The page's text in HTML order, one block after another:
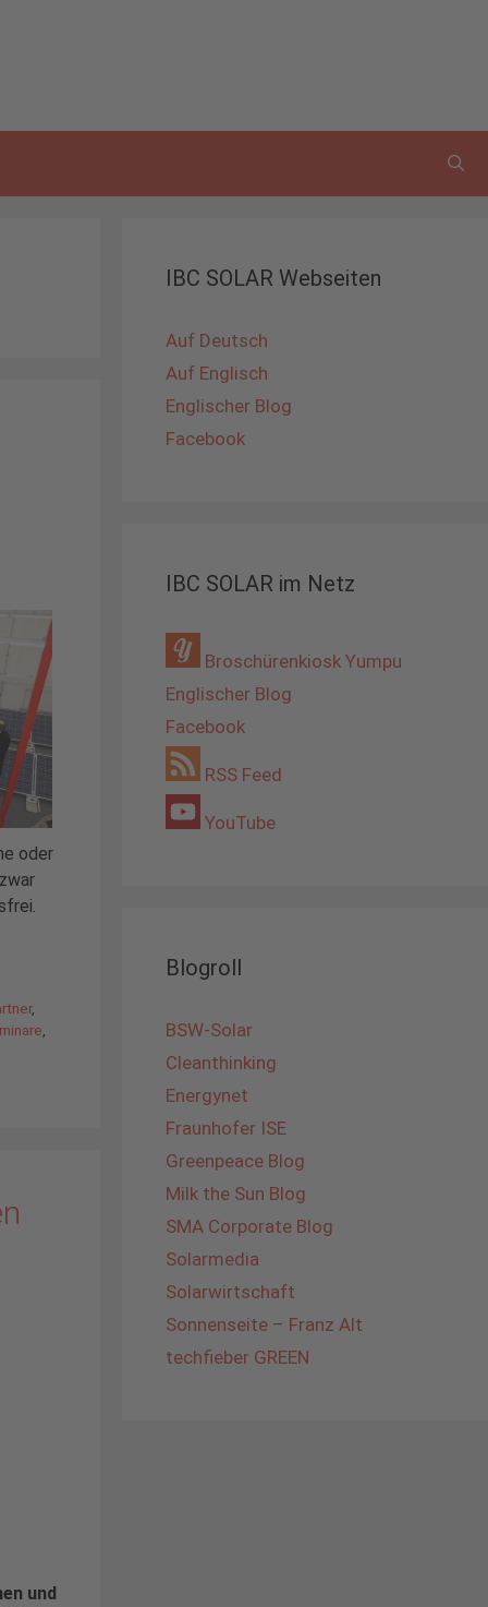
oder
,
und
IBC SOLAR Webseiten
Auf Deutsch
Auf Englisch
Englischer Blog
Facebook
IBC SOLAR im Netz
Broschürenkiosk Yumpu
Englischer Blog
Facebook
RSS Feed
YouTube
Blogroll
BSW-Solar
Cleanthinking
Energynet
Fraunhofer ISE
Greenpeace Blog
Milk the Sun Blog
SMA Corporate Blog
Solarmedia
Solarwirtschaft
Sonnenseite – Franz Alt
techfieber GREEN